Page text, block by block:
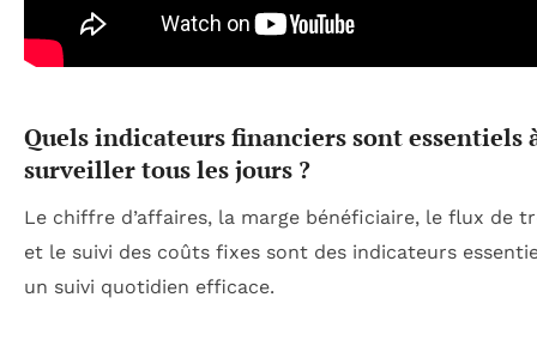
Quels indicateurs financiers sont essentiels
surveiller tous les jours ?
Le chiffre d’affaires, la marge bénéficiaire, le flux de
et le suivi des coûts fixes sont des indicateurs
un suivi quotidien efficace.